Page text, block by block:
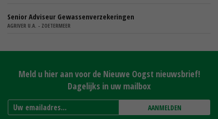
Senior Adviseur Gewassenverzekeringen
AGRIVER U.A. - ZOETERMEER
Meld u hier aan voor de Nieuwe Oogst nieuwsbrief!
Dagelijks in uw mailbox
AANMELDEN